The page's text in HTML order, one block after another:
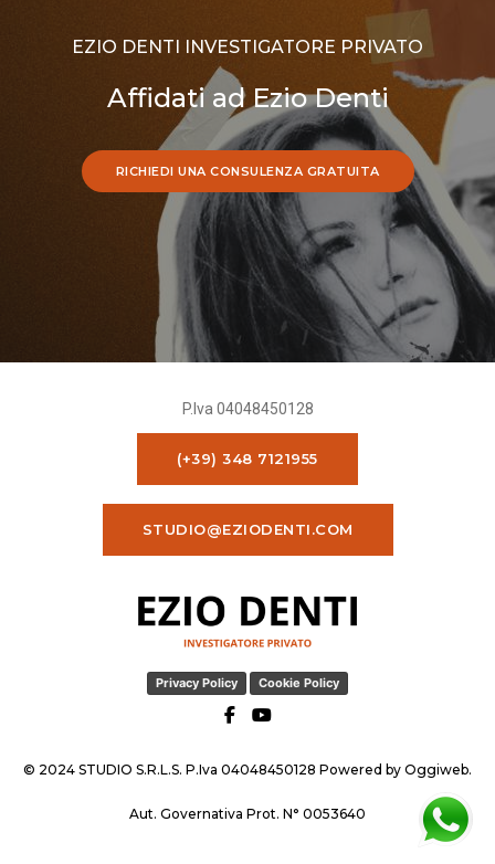
EZIO DENTI INVESTIGATORE PRIVATO
Affidati ad Ezio Denti
RICHIEDI UNA CONSULENZA GRATUITA
P.Iva 04048450128
(+39) 348 7121955
STUDIO@EZIODENTI.COM
Privacy Policy Cookie Policy
© 2024 STUDIO S.R.L.S. P.Iva 04048450128 Powered by Oggiweb.
Aut. Governativa Prot. N° 0053640